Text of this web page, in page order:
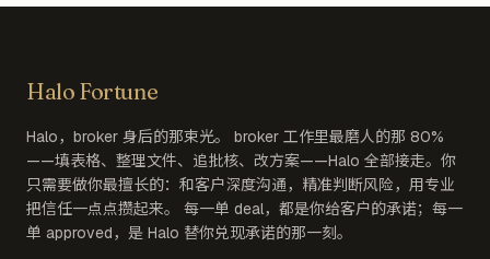
Halo Fortune
Halo，broker 身后的那束光。 broker 工作里最磨人的那 80%
——填表格、整理文件、追批核、改方案——Halo 全部接走。你
只需要做你最擅长的：和客户深度沟通，精准判断风险，用专业
把信任一点点攒起来。 每一单 deal，都是你给客户的承诺；每一
单 approved，是 Halo 替你兑现承诺的那一刻。